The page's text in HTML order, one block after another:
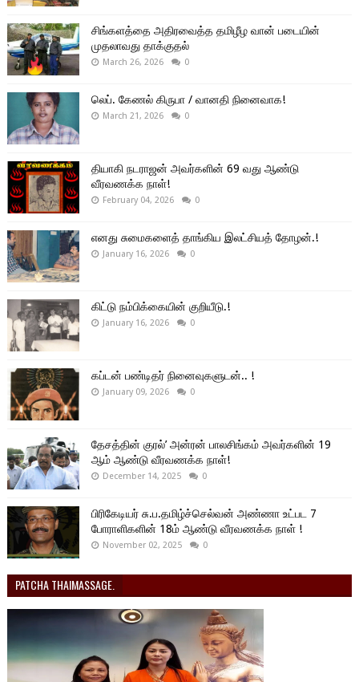
சிங்களத்தை அதிரவைத்த தமிழீழ வான் படையின்
முதலாவது தாக்குதல்
March 26, 2026 0
லெப். கேணல் கிருபா / வானதி நினைவாக!
March 21, 2026 0
தியாகி நடராஜன் அவர்களின் 69 வது ஆண்டு
வீரவணக்க நாள்!
February 04, 2026 0
எனது சுமைகளைத் தாங்கிய இலட்சியத் தோழன்.!
January 16, 2026 0
கிட்டு நம்பிக்கையின் குறியீடு.!
January 16, 2026 0
கப்டன் பண்டிதர் நினைவுகளுடன்.. !
January 09, 2026 0
தேசத்தின் குரல்’ அன்ரன் பாலசிங்கம் அவர்களின் 19
ஆம் ஆண்டு வீரவணக்க நாள்!
December 14, 2025 0
பிரிகேடியர் சு.ப.தமிழ்ச்செல்வன் அண்ணா உட்பட 7
போராளிகளின் 18ம் ஆண்டு வீரவணக்க நாள் !
November 02, 2025 0
PATCHA THAIMASSAGE.